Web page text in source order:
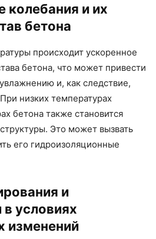
колебания и их
бетона
происходит ускоренное
бетона, что может привести
и, как следствие,
низких температурах
бетона также становится
Это может вызвать
его гидроизоляционные
и
в условиях
изменений